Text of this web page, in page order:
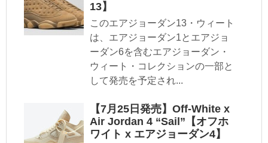
13】
このエアジョーダン13・ウィート
は、エアジョーダン1とエアジョ
ーダン6を含むエアジョーダン・
ウィート・コレクションの一部と
して発売を予定され...
【7月25日発売】Off-White x
Air Jordan 4 “Sail”【オフホ
ワイト x エアジョーダン4】